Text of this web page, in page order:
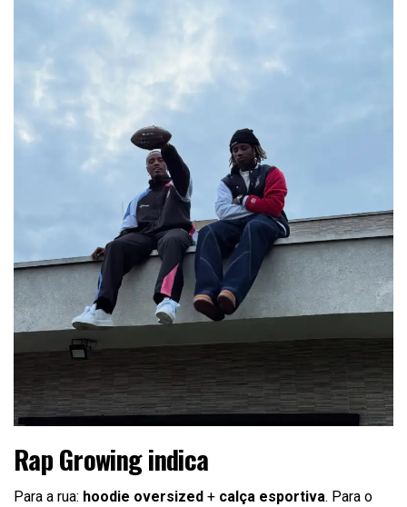
Rap Growing indica
Para a rua: hoodie oversized + calça esportiva. Para o